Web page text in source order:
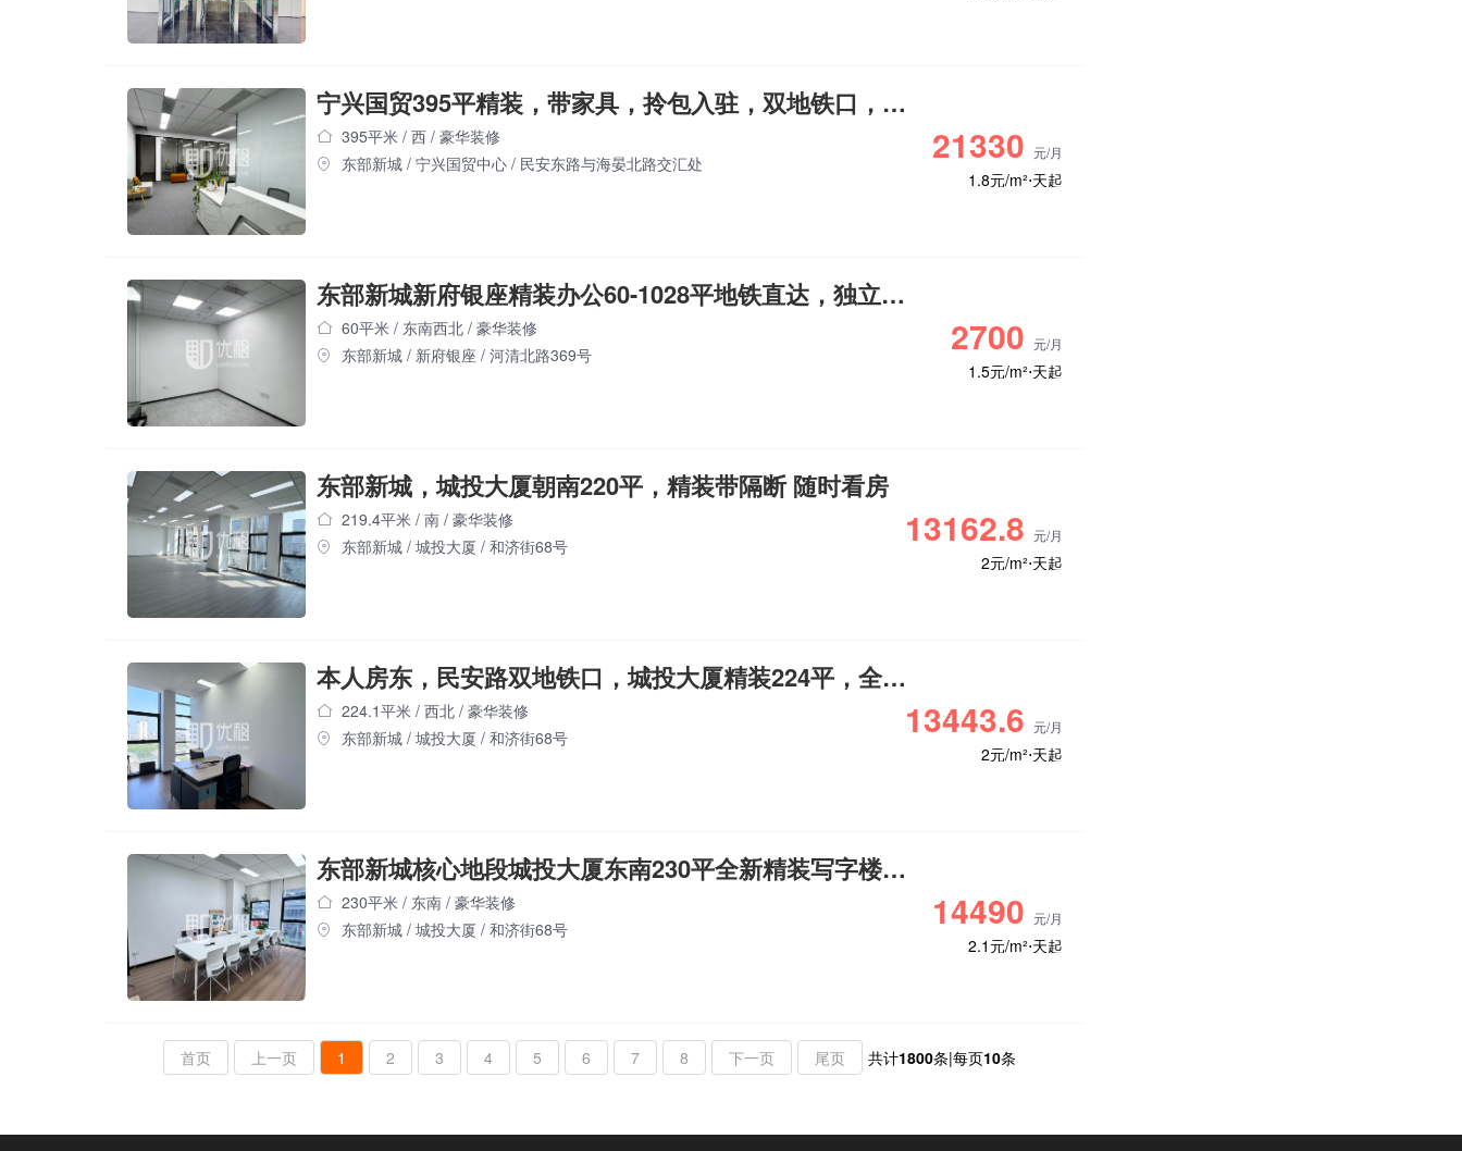
宁兴国贸395平精装，带家具，拎包入驻，双地铁口，拎包办公
395平米 / 西 / 豪华装修
东部新城 / 宁兴国贸中心 / 民安东路与海晏北路交汇处 21330 元/月
1.8元/m²⋅天起
东部新城新府银座精装办公60-1028平地铁直达，独立空调
60平米 / 东南西北 / 豪华装修
东部新城 / 新府银座 / 河清北路369号 2700 元/月
1.5元/m²⋅天起
东部新城，城投大厦朝南220平，精装带隔断 随时看房
219.4平米 / 南 / 豪华装修
东部新城 / 城投大厦 / 和济街68号 13162.8 元/月
2元/m²⋅天起
本人房东，民安路双地铁口，城投大厦精装224平，全套家具
224.1平米 / 西北 / 豪华装修
东部新城 / 城投大厦 / 和济街68号 13443.6 元/月
2元/m²⋅天起
东部新城核心地段城投大厦东南230平全新精装写字楼出租
230平米 / 东南 / 豪华装修
东部新城 / 城投大厦 / 和济街68号 14490 元/月
2.1元/m²⋅天起
首页 上一页 1 2 3 4 5 6 7 8 下一页 尾页 共计1800条|每页10条